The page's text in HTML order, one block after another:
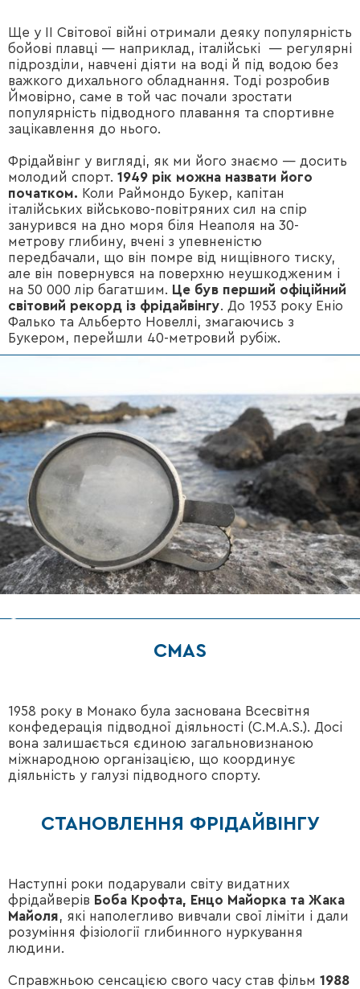
Ще у II Світової війні отримали деяку популярність
бойові плавці — наприклад, італійські — регулярні
підрозділи, навчені діяти на воді й під водою без
важкого дихального обладнання. Тоді розробив
Ймовірно, саме в той час почали зростати
популярність підводного плавання та спортивне
зацікавлення до нього.
Фрідайвінг у вигляді, як ми його знаємо — досить
молодий спорт. 1949 рік можна назвати його
початком. Коли Раймондо Букер, капітан
італійських військово-повітряних сил на спір
занурився на дно моря біля Неаполя на 30-
метрову глибину, вчені з упевненістю
передбачали, що він помре від нищівного тиску,
але він повернувся на поверхню неушкодженим і
на 50 000 лір багатшим. Це був перший офіційний
світовий рекорд із фрідайвінгу. До 1953 року Еніо
Фалько та Альберто Новеллі, змагаючись з
Букером, перейшли 40-метровий рубіж.
CMAS
1958 року в Монако була заснована Всесвітня
конфедерація підводної діяльності (C.M.A.S.). Досі
вона залишається єдиною загальновизнаною
міжнародною організацією, що координує
діяльність у галузі підводного спорту.
СТАНОВЛЕННЯ ФРІДАЙВІНГУ
Наступні роки подарували світу видатних
фрідайверів Боба Крофта, Енцо Майорка та Жака
Майоля, які наполегливо вивчали свої ліміти і дали
розуміння фізіології глибинного нуркування
людини.
Справжньою сенсацією свого часу став фільм 1988